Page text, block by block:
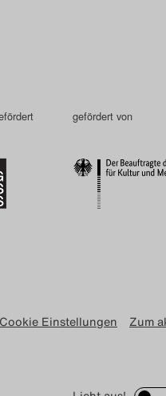
gefördert von
Cookie Einstellungen Zum